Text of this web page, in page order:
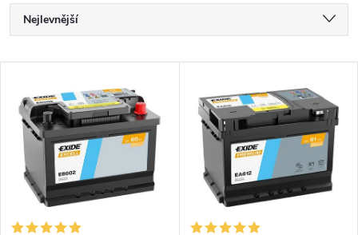
Ř
a
z
e
n
í
Nejlevnější
Abecedně
ý
p